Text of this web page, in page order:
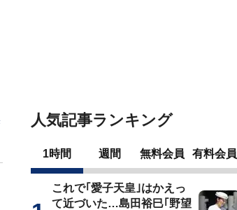
人気記事ランキング
1時間 週間 無料会員 有料会員
これで｢愛子天皇｣はかえっ
て近づいた…島田裕巳｢野望